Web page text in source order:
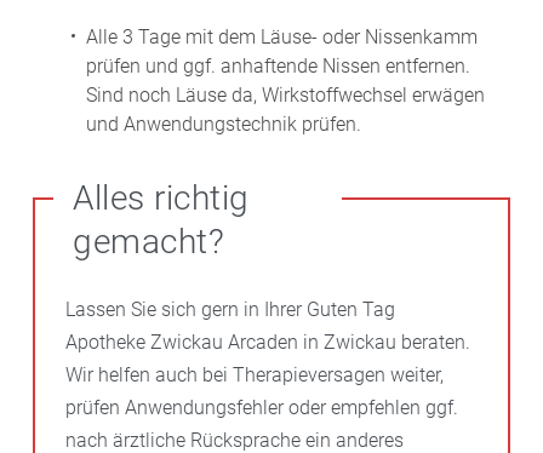
Alle 3 Tage mit dem Läuse- oder Nissenkamm
prüfen und ggf. anhaftende Nissen entfernen.
Sind noch Läuse da, Wirkstoffwechsel erwägen
und Anwendungstechnik prüfen.
Alles richtig
gemacht?
Lassen Sie sich gern in Ihrer Guten Tag
Apotheke Zwickau Arcaden in Zwickau beraten.
Wir helfen auch bei Therapieversagen weiter,
prüfen Anwendungsfehler oder empfehlen ggf.
nach ärztliche Rücksprache ein anderes